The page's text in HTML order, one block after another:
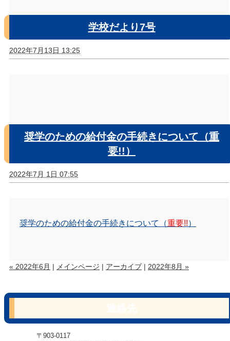
学校だより7号
2022年7月13日 13:25
奨学のための給付金の手続きについて（重
要!!）
2022年7月 1日 07:55
奨学のための給付金の手続きについて（重要!!）
« 2022年6月 | メインページ | アーカイブ | 2022年8月 »
〒903-0117